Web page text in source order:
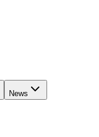
News